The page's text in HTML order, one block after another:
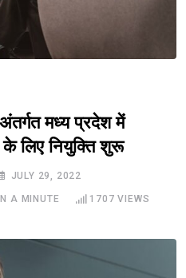
मध्य प्रदेश में
के लिए नियुक्ति शुरू
JULY 29, 2022
A MINUTE 1707 VIEWS